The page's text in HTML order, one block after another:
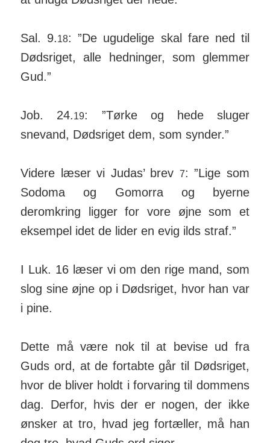
Sal. 9.18: ”De ugudelige skal fare ned til
Dødsriget, alle hedninger, som glemmer
Gud.”
Job. 24.19: ”Tørke og hede sluger
snevand, Dødsriget dem, som synder.”
Videre læser vi Judas’ brev 7: ”Lige som
Sodoma og Gomorra og byerne
deromkring ligger for vore øjne som et
eksempel idet de lider en evig ilds straf.”
I Luk. 16 læser vi om den rige mand, som
slog sine øjne op i Dødsriget, hvor han var
i pine.
Dette må være nok til at bevise ud fra
Guds ord, at de fortabte går til Dødsriget,
hvor de bliver holdt i forvaring til dommens
dag. Derfor, hvis der er nogen, der ikke
ønsker at tro, hvad jeg fortæller, må han